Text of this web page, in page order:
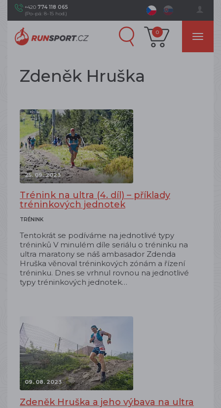
+420 774 118 065
(Po–pá: 8–15 hod.)
0
Zdeněk Hruška
25. 09. 2023
Trénink na ultra (4. díl) – příklady
tréninkových jednotek
TRÉNINK
Tentokrát se podíváme na jednotlivé typy
tréninků V minulém díle seriálu o tréninku na
ultra maratony se náš ambasador Zdenda
Hruška věnoval tréninkových zónám a řízení
tréninku. Dnes se vrhnul rovnou na jednotlivé
typy tréninkových jednotek…
09. 08. 2023
Zdeněk Hruška a jeho výbava na ultra